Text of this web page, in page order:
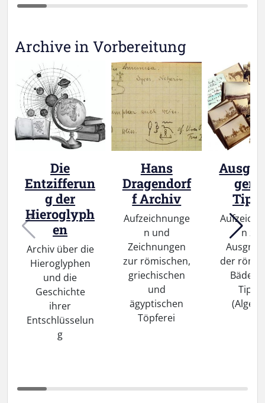
Archive in Vorbereitung
Die
Entzifferun
g der
Hieroglyph
en
Archiv über die
Hieroglyphen
und die
Geschichte
ihrer
Entschlüsselun
g
Hans
Dragendorf
f Archiv
Aufzeichnunge
n und
Zeichnungen
zur römischen,
griechischen
und
ägyptischen
Töpferei
gen
n zur
der
Bäder